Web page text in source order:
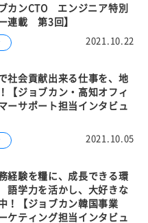
2021.10.22
カンCTO エンジニア特別
連載 第3回】
2021.10.05
社会貢献出来る仕事を、地
【ジョブカン・高知オフィ
ーサポート担当インタビュ
経験を糧に、成長できる環
学力を活かし、大好きな
！【ジョブカン韓国事業
ティング担当インタビュ